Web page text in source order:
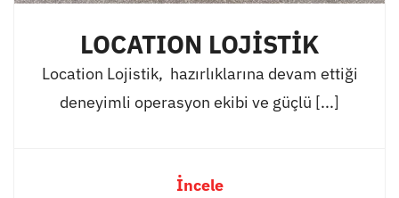
LOCATION LOJİSTİK
Location Lojistik, hazırlıklarına devam ettiği
deneyimli operasyon ekibi ve güçlü [...]
İncele